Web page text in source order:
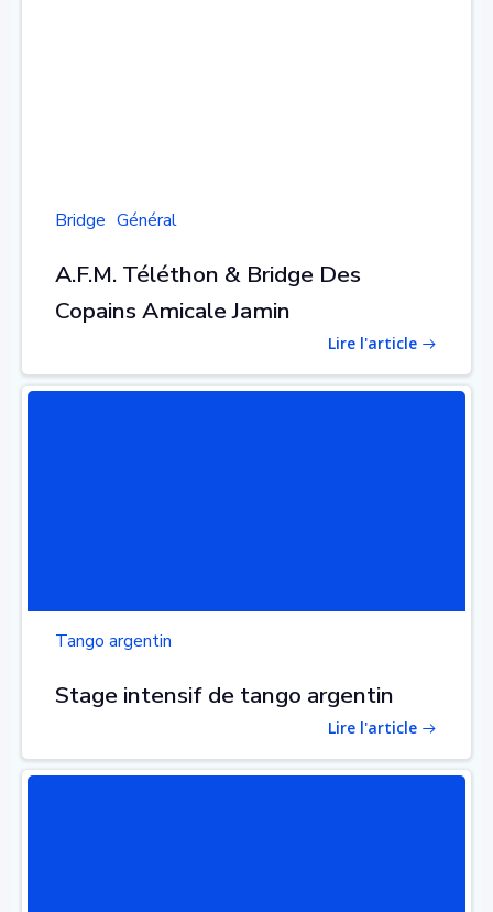
Bridge Général
A.F.M. Téléthon & Bridge Des
Copains Amicale Jamin
Lire l'article
Tango argentin
Stage intensif de tango argentin
Lire l'article